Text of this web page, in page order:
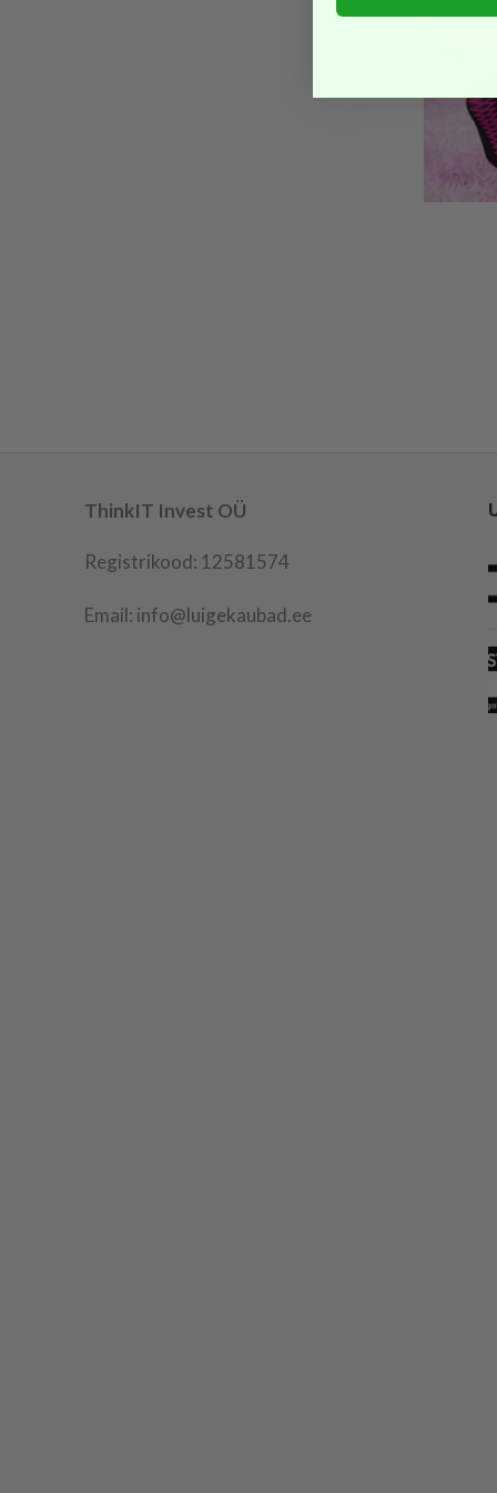
ThinkIT Invest OÜ
Registrikood: 12581574
Email: info@luigekaubad.ee